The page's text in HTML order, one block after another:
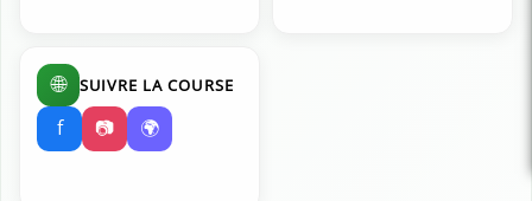
🌐 SUIVRE LA COURSE
f 📷 🌍